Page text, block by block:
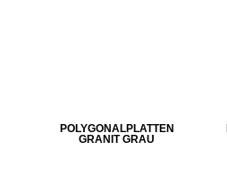
POLYGONALPLATTEN
GRANIT GRAU